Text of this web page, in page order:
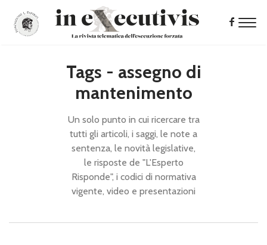
Tags - assegno di
mantenimento
Un solo punto in cui ricercare tra
tutti gli articoli, i saggi, le note a
sentenza, le novità legislative,
le risposte de "L'Esperto
Risponde", i codici di normativa
vigente, video e presentazioni